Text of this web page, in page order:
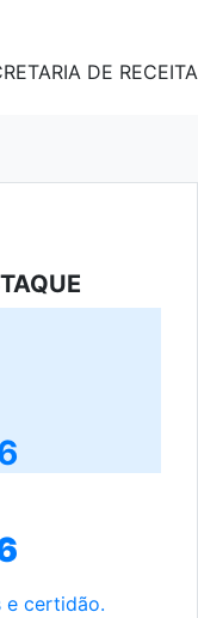
DE RECEITA
e certidão.